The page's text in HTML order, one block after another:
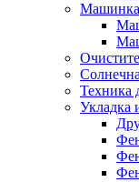
Машинка
Техника
Укладка